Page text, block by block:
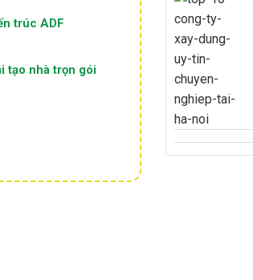
trúc ADF
tạo nhà trọn gói